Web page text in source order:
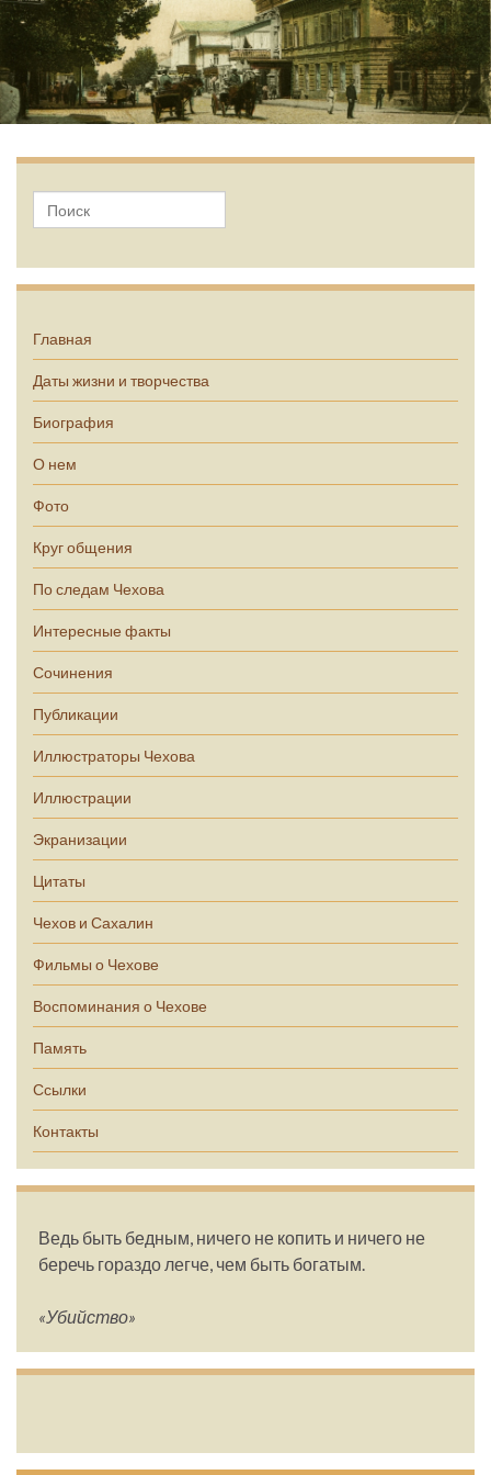
Главная
Даты жизни и творчества
Биография
О нем
Фото
Круг общения
По следам Чехова
Интересные факты
Сочинения
Публикации
Иллюстраторы Чехова
Иллюстрации
Экранизации
Цитаты
Чехов и Сахалин
Фильмы о Чехове
Воспоминания о Чехове
Память
Ссылки
Контакты
Ведь быть бедным, ничего не копить и ничего не
беречь гораздо легче, чем быть богатым.
«Убийство»